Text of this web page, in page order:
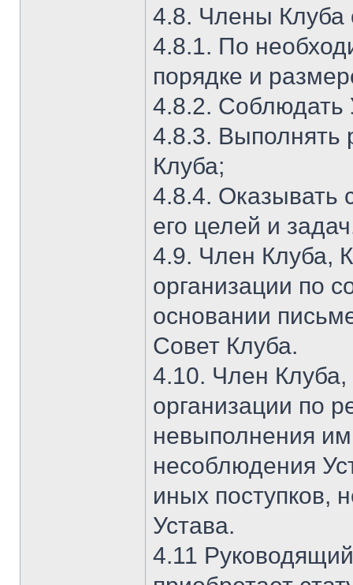
4.8. Члены Клуба
4.8.1. По
порядке и
4.8.2. Соблюдать
4.8.3. Выполнять
Клуба;
4.8.4. Оказывать
его целей и
4.9. Член Клуба,
организации по
основании
Совет Клуба.
4.10. Член
организации по
невыполнения
несоблюдения
иных поступков,
Устава.
4.11